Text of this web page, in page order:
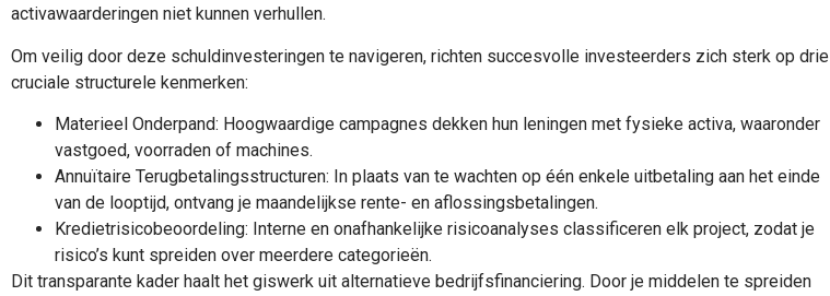
activawaarderingen niet kunnen verhullen.
Om veilig door deze schuldinvesteringen te navigeren, richten succesvolle investeerders zich sterk op drie
cruciale structurele kenmerken:
Materieel Onderpand: Hoogwaardige campagnes dekken hun leningen met fysieke activa, waaronder
vastgoed, voorraden of machines.
Annuïtaire Terugbetalingsstructuren: In plaats van te wachten op één enkele uitbetaling aan het einde
van de looptijd, ontvang je maandelijkse rente- en aflossingsbetalingen.
Kredietrisicobeoordeling: Interne en onafhankelijke risicoanalyses classificeren elk project, zodat je
risico’s kunt spreiden over meerdere categorieën.
Dit transparante kader haalt het giswerk uit alternatieve bedrijfsfinanciering. Door je middelen te spreiden